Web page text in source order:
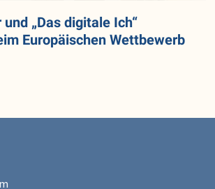
„Das digitale Ich“
Europäischen Wettbewerb